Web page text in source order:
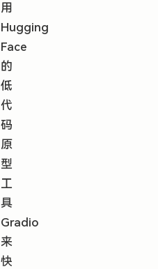
用
Hugging
Face
的
低
代
码
原
型
工
具
Gradio
来
快